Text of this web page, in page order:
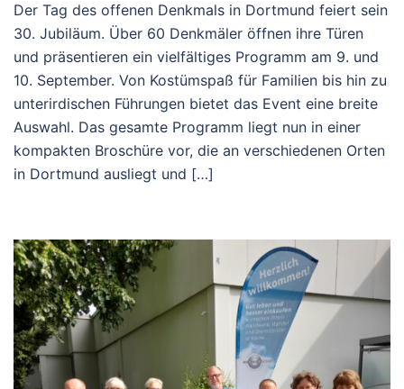
Der Tag des offenen Denkmals in Dortmund feiert sein
30. Jubiläum. Über 60 Denkmäler öffnen ihre Türen
und präsentieren ein vielfältiges Programm am 9. und
10. September. Von Kostümspaß für Familien bis hin zu
unterirdischen Führungen bietet das Event eine breite
Auswahl. Das gesamte Programm liegt nun in einer
kompakten Broschüre vor, die an verschiedenen Orten
in Dortmund ausliegt und […]